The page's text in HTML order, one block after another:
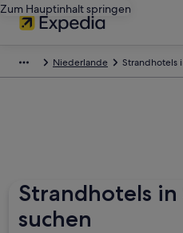
Zum Hauptinhalt springen
Niederlande Strandhotels
Strandhotels
suchen